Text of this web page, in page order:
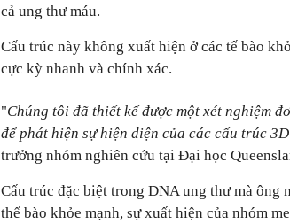
cả ung thư máu.
Cấu trúc này không xuất hiện ở các tế bào
cực kỳ nhanh và chính xác.
"Chúng tôi đã thiết kế được một xét nghiệm
để phát hiện sự hiện diện của các cấu trúc
trưởng nhóm nghiên cứu tại Đại học
Cấu trúc đặc biệt trong DNA ung thư mà ông
thế bào khỏe mạnh, sự xuất hiện của nhóm